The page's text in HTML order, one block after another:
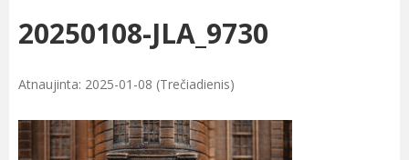
20250108-JLA_9730
Atnaujinta: 2025-01-08 (Trečiadienis)